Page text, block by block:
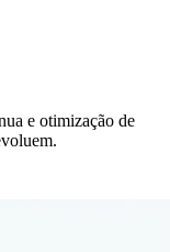
e otimização de